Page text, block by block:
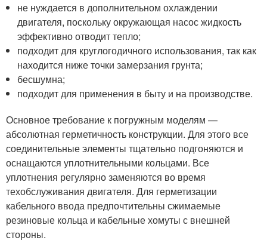
не нуждается в дополнительном охлаждении
двигателя, поскольку окружающая насос жидкость
эффективно отводит тепло;
подходит для круглогодичного использования, так как
находится ниже точки замерзания грунта;
бесшумна;
подходит для применения в быту и на производстве.
Основное требование к погружным моделям —
абсолютная герметичность конструкции. Для этого все
соединительные элементы тщательно подгоняются и
оснащаются уплотнительными кольцами. Все
уплотнения регулярно заменяются во время
техобслуживания двигателя. Для герметизации
кабельного ввода предпочтительны сжимаемые
резиновые кольца и кабельные хомуты с внешней
стороны.